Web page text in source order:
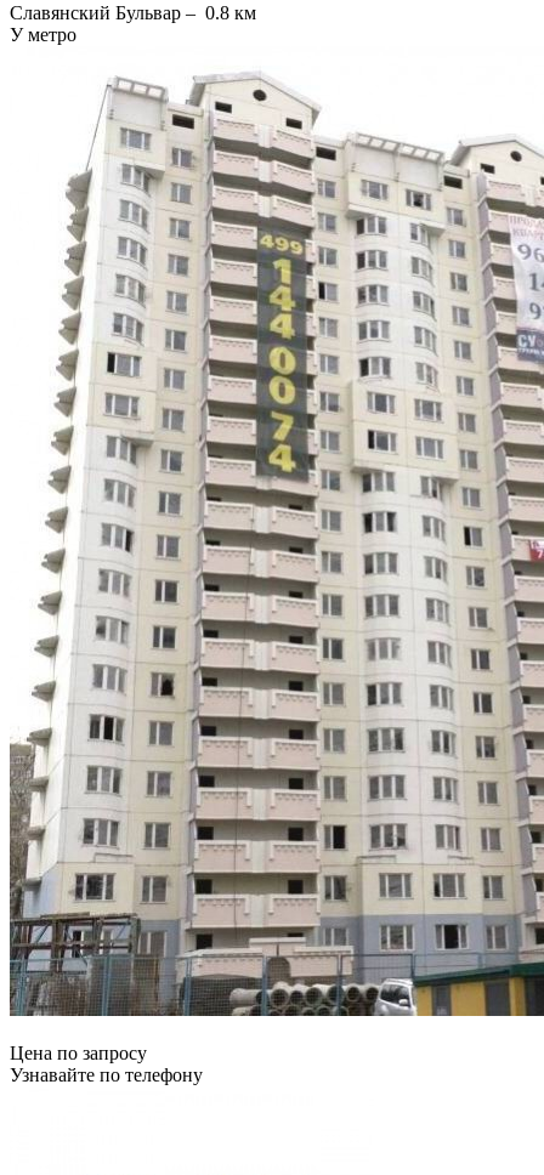
Славянский Бульвар – 0.8 км
У метро
Цена по запросу
Узнавайте по телефону